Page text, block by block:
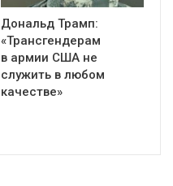
Дональд Трамп:
«Трансгендерам
в армии США не
служить в любом
качестве»